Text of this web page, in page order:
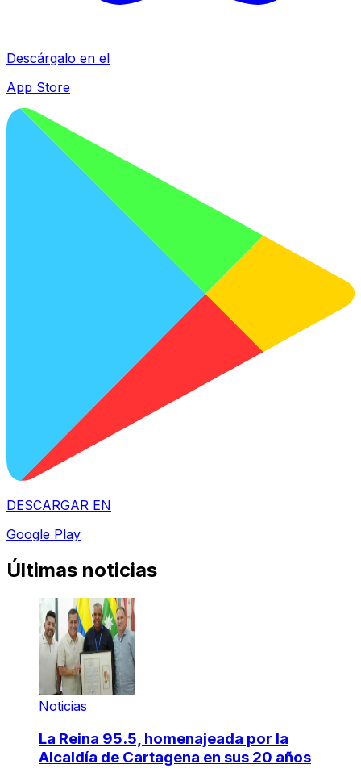
Descárgalo en el
App Store
DESCARGAR EN
Google Play
Últimas noticias
Noticias
La Reina 95.5, homenajeada por la
Alcaldía de Cartagena en sus 20 años